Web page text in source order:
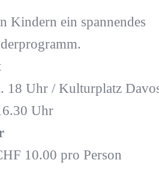
Kindern ein spannendes
18 Uhr / Kulturplatz
Uhr
10.00 pro Person